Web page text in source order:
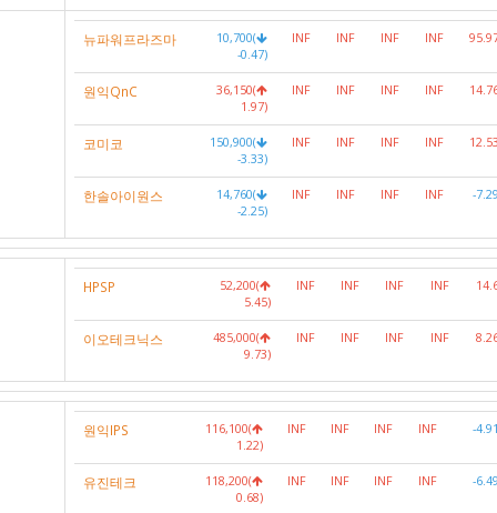
뉴파워프라즈마
10,700(
-0.47)
INF INF INF INF
원익QnC
36,150(
1.97)
INF INF INF INF
코미코
150,900(
-3.33)
INF INF INF INF 12.53
한솔아이원스
14,760(
-2.25)
INF INF INF INF -7.29
HPSP
52,200(
5.45)
INF INF INF INF
이오테크닉스
485,000(
9.73)
INF INF INF INF
원익IPS
116,100(
1.22)
INF INF INF INF -4.91
유진테크
118,200(
0.68)
INF INF INF INF -6.49